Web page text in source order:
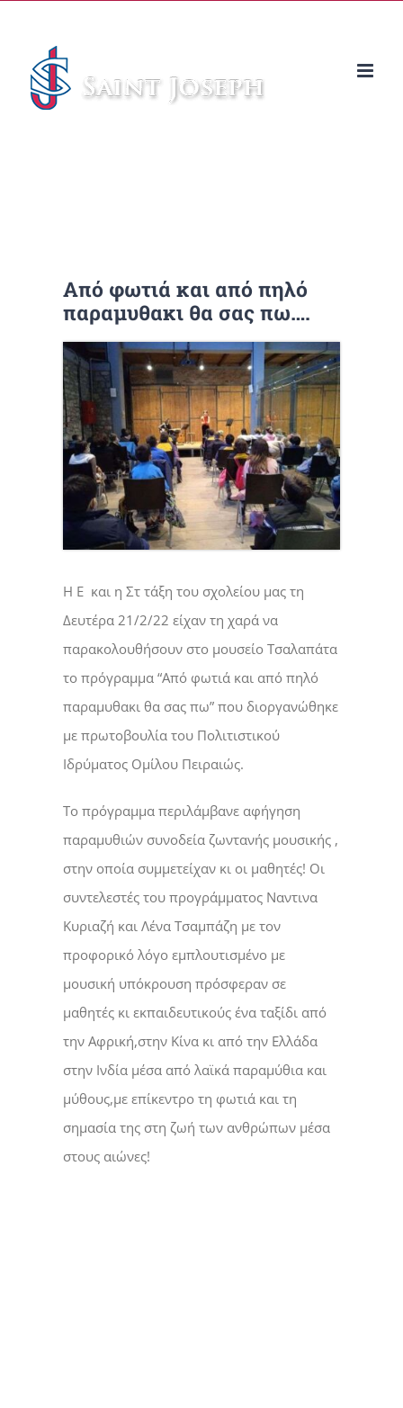
περιεχόμενο
Από φωτιά και από πηλό
παραμυθακι θα σας πω….
Η Ε και η Στ τάξη του σχολείου μας τη
Δευτέρα 21/2/22 είχαν τη χαρά να
παρακολουθήσουν στο μουσείο Τσαλαπάτα
το πρόγραμμα “Από φωτιά και από πηλό
παραμυθακι θα σας πω” που διοργανώθηκε
με πρωτοβουλία του Πολιτιστικού
Ιδρύματος Ομίλου Πειραιώς.
Το πρόγραμμα περιλάμβανε αφήγηση
παραμυθιών συνοδεία ζωντανής μουσικής ,
στην οποία συμμετείχαν κι οι μαθητές! Οι
συντελεστές του προγράμματος Ναντινα
Κυριαζή και Λένα Τσαμπάζη με τον
προφορικό λόγο εμπλουτισμένο με
μουσική υπόκρουση πρόσφεραν σε
μαθητές κι εκπαιδευτικούς ένα ταξίδι από
την Αφρική,στην Κίνα κι από την Ελλάδα
στην Ινδία μέσα από λαϊκά παραμύθια και
μύθους,με επίκεντρο τη φωτιά και τη
σημασία της στη ζωή των ανθρώπων μέσα
στους αιώνες!